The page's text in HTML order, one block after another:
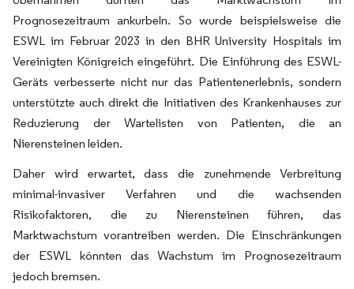
Prognosezeitraum ankurbeln. So wurde beispielsweise die
ESWL im Februar 2023 in den BHR University Hospitals im
Vereinigten Königreich eingeführt. Die Einführung des ESWL-
Geräts verbesserte nicht nur das Patientenerlebnis, sondern
unterstützte auch direkt die Initiativen des Krankenhauses zur
Reduzierung der Wartelisten von Patienten, die an
Nierensteinen leiden.
Daher wird erwartet, dass die zunehmende Verbreitung
minimal-invasiver Verfahren und die wachsenden
Risikofaktoren, die zu Nierensteinen führen, das
Marktwachstum vorantreiben werden. Die Einschränkungen
der ESWL könnten das Wachstum im Prognosezeitraum
jedoch bremsen.